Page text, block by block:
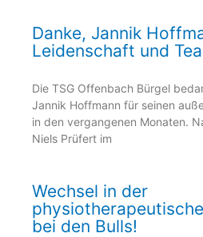
Danke, Jannik
Leidenschaft und
Die TSG Offenbach Bürgel
Jannik Hoffmann für seinen
in den vergangenen Monaten.
Niels Prüfert im
Wechsel in der
bei den Bulls!